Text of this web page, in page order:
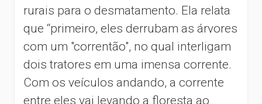
rurais para o desmatamento. Ela relata
que “primeiro, eles derrubam as árvores
com um "correntão", no qual interligam
dois tratores em uma imensa corrente.
Com os veículos andando, a corrente
entre eles vai levando a floresta ao